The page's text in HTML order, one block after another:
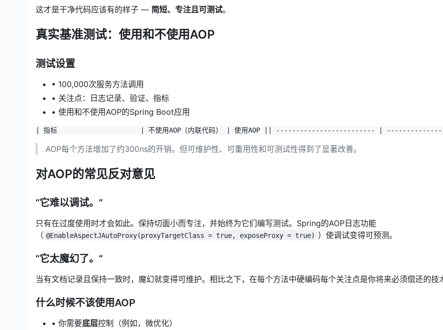
这才是干净代码应该有的样子 — 简短、专注且可测试。
真实基准测试：使用和不使用AOP
测试设置
• 100,000次服务方法调用
• 关注点：日志记录、验证、指标
• 使用和不使用AOP的Spring Boot应用
| 指标                     | 不使用AOP（内联代码） | 使用AOP | | ------------------------- |
AOP每个方法增加了约300ns的开销。但可维护性、可重用性和可测试性得到了显著改善。
对AOP的常见反对意见
“它难以调试。”
只有在过度使用时才会如此。保持切面小而专注，并始终为它们编写测试。Spring的AOP日志功能
（ @EnableAspectJAutoProxy(proxyTargetClass = true, exposeProxy = true) ）使调试变得可预测。
“它太魔幻了。”
当有文档记录且保持一致时，魔幻就变得可维护。相比之下，在每个方法中硬编码每个关注点是你将来必须偿还的技
什么时候不该使用AOP
• 你需要底层控制（例如，微优化）